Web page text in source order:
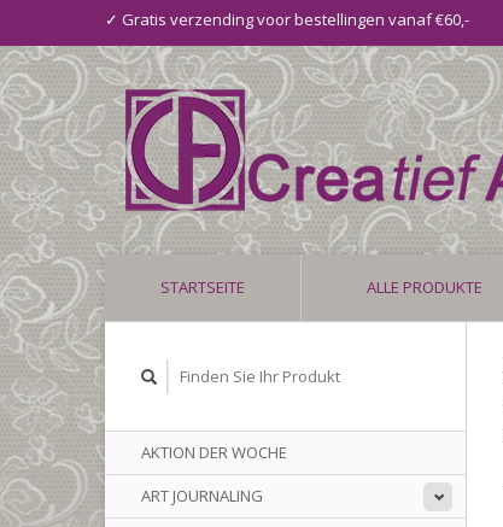
✓ Gratis verzending voor bestellingen vanaf €60,-
STARTSEITE ALLE PRODUKTE
AKTION DER WOCHE
ART JOURNALING